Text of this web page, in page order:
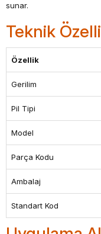
sunar.
Teknik
Özellik
Gerilim
Pil Tipi
Model
Parça Kodu
Ambalaj
Standart Kod